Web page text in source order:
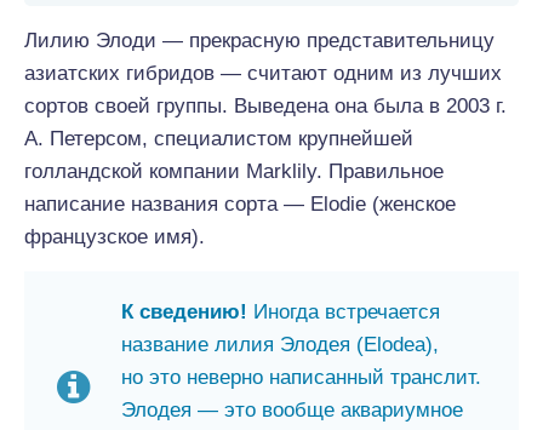
Лилию Элоди — прекрасную представительницу
азиатских гибридов — считают одним из лучших
сортов своей группы. Выведена она была в 2003 г.
А. Петерсом, специалистом крупнейшей
голландской компании Marklily. Правильное
написание названия сорта — Elodie (женское
французское имя).
К сведению! Иногда встречается
название лилия Элодея (Elodea),
но это неверно написанный транслит.
Элодея — это вообще аквариумное